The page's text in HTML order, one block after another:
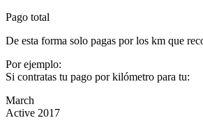
Pago total
De esta forma solo pagas por los km que
Por ejemplo:
Si contratas tu pago por kilómetro para tu:
March
Active 2017